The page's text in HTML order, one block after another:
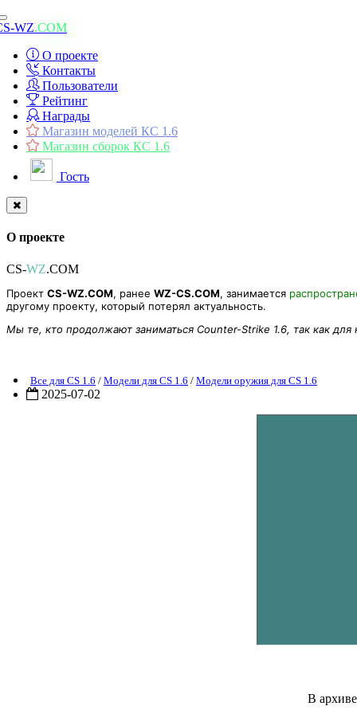
Toggle
navigation
WZ.COM
О проекте
Контакты
Пользователи
Рейтинг
Награды
Магазин моделей КС 1.6
Магазин сборок КС 1.6
Гость
О проекте
CS-WZ.COM
Проект CS-WZ.COM, ранее WZ-CS.COM, занимается
другому проекту, который потерял актуальность.
Мы те, кто продолжают заниматься Counter-Strike 1.6, так как для
Все для CS 1.6 / Модели для CS 1.6 / Модели оружия для CS 1.6
2025-07-02
В